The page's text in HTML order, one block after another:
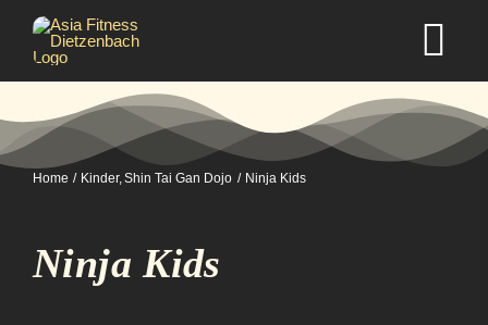
Inhalt
springen
Home Kinder Shin Tai Gan Dojo Ninja Kids
Ninja Kids